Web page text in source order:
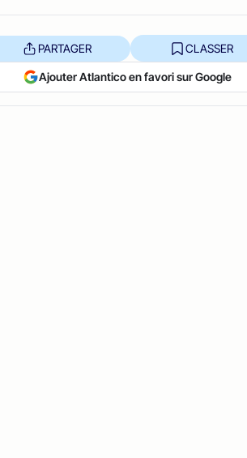
PARTAGER CLASSER
Ajouter Atlantico en favori sur Google